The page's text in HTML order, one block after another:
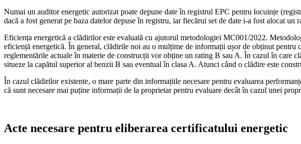
Numai un auditor energetic autorizat poate depune date în registrul EPC pentru locuințe
dacă a fost generat pe baza datelor depuse în registru, iar fiecărui set de date i-a fost alocat un
Eficiența energetică a clădirilor este evaluată cu ajutorul metodologiei MC001/2022.
eficiență energetică. În general, clădirile noi au o mulțime de informații ușor de obținut
reglementările actuale în materie de construcții vor obține un rating B sau A. În cazul în care
situeze la capătul superior al benzii B sau eventual în clasa A. Atunci când o clădire este
În cazul clădirilor existente, o mare parte din informațiile necesare pentru evaluarea
că sunt necesare mai puține informații de la proprietar pentru evaluare decât în cazul unei
Acte necesare pentru eliberarea certificatului energetic